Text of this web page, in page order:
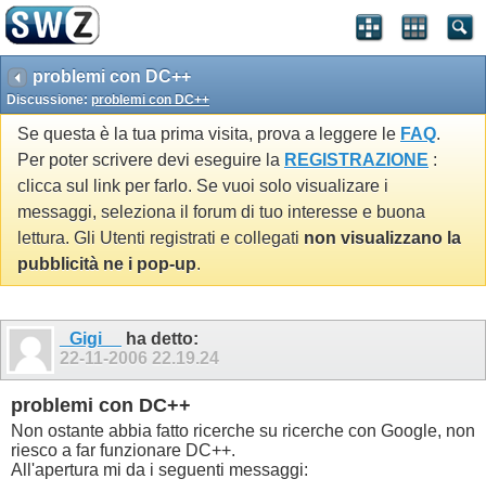
problemi con DC++
Discussione: problemi con DC++
Se questa è la tua prima visita, prova a leggere le FAQ.
Per poter scrivere devi eseguire la REGISTRAZIONE :
clicca sul link per farlo. Se vuoi solo visualizare i
messaggi, seleziona il forum di tuo interesse e buona
lettura. Gli Utenti registrati e collegati non visualizzano la
pubblicità ne i pop-up.
_Gigi__
ha detto:
22-11-2006 22.19.24
problemi con DC++
Non ostante abbia fatto ricerche su ricerche con Google, non
riesco a far funzionare DC++.
All'apertura mi da i seguenti messaggi: